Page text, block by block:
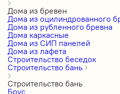
Дома из бревен
Дома из оцилиндрованного
Дома из рубленного бревна
Дома каркасные
Дома из СИП панелей
Дома из лафета
Строительство беседок
Строительство бань
Строительство бань
Брус